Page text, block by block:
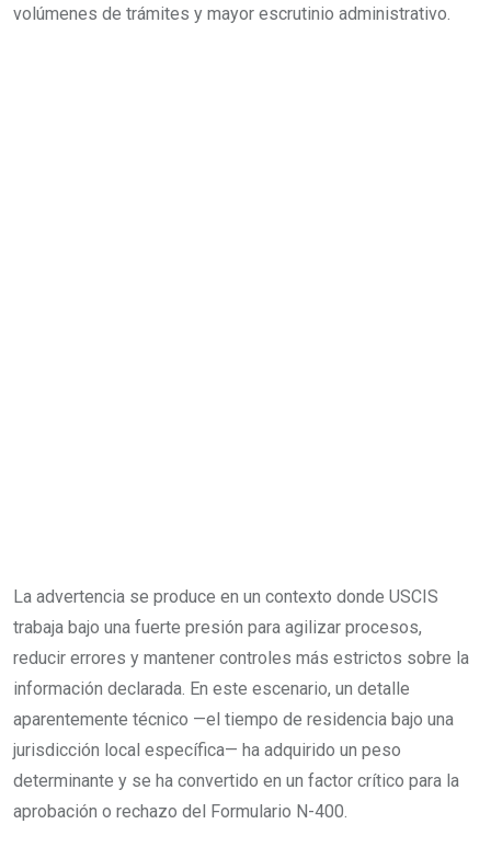
volúmenes de trámites y mayor escrutinio administrativo.
La advertencia se produce en un contexto donde USCIS
trabaja bajo una fuerte presión para agilizar procesos,
reducir errores y mantener controles más estrictos sobre la
información declarada. En este escenario, un detalle
aparentemente técnico —el tiempo de residencia bajo una
jurisdicción local específica— ha adquirido un peso
determinante y se ha convertido en un factor crítico para la
aprobación o rechazo del Formulario N-400.